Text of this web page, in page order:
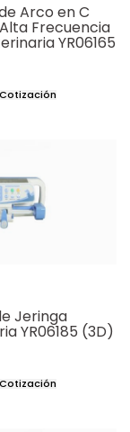
Arco en C
Frecuencia
YR06165
Jeringa
YR06185 (3D)